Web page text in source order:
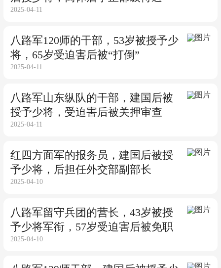
2025-04-11
八路军120师的干部，53岁被授予少
将，65岁受迫害后被“打倒”
2025-04-11
八路军山东纵队的干部，建国后被
授予少将，受迫害后被关押审查
2025-04-11
红四方面军的报务员，建国后被授
予少将，后担任外交部副部长
2025-04-10
八路军留守兵团的营长，43岁被授
予少将军衔，57岁受迫害后被免职
2025-04-10